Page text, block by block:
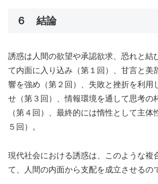
６ 結論
誘惑は人間の欲望や承認欲求、恐れと結
て内面に入り込み（第１回）、甘言と美
響を強め（第２回）、失敗と挫折を利用
せ（第３回）、情報環境を通して思考の
（第４回）、最終的には惰性として主体
５回）。
現代社会における誘惑は、このような複
て、人間の内面から支配を成立させるの